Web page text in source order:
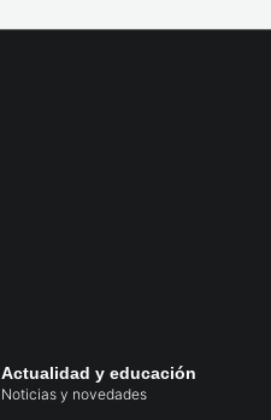
Actualidad y educación
Noticias y novedades